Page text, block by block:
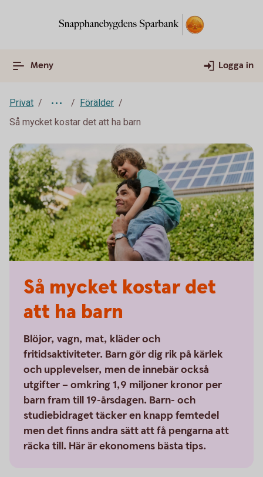
Meny Logga in
Privat
Förälder
Så mycket kostar det att ha barn
Så mycket kostar det
att ha barn
Blöjor, vagn, mat, kläder och
fritidsaktiviteter. Barn gör dig rik på kärlek
och upplevelser, men de innebär också
utgifter – omkring 1,9 miljoner kronor per
barn fram till 19-årsdagen. Barn- och
studiebidraget täcker en knapp femtedel
men det finns andra sätt att få pengarna att
räcka till. Här är ekonomens bästa tips.